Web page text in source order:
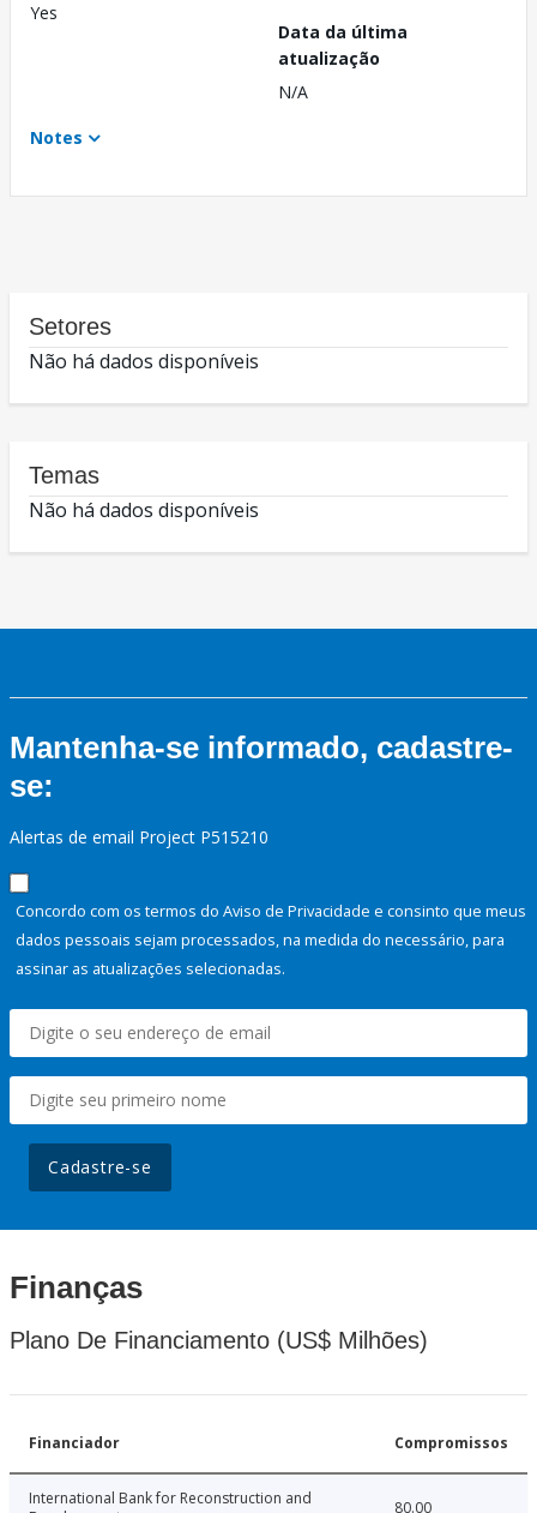
Yes
Data da última
atualização
N/A
Notes
Setores
Não há dados disponíveis
Temas
Não há dados disponíveis
Mantenha-se informado, cadastre-
se:
Alertas de email Project P515210
Concordo com os termos do Aviso de Privacidade e consinto que meus
dados pessoais sejam processados, na medida do necessário, para
assinar as atualizações selecionadas.
Cadastre-se
Finanças
Plano De Financiamento (US$ Milhões)
Financiador Compromissos
International Bank for Reconstruction and
80.00